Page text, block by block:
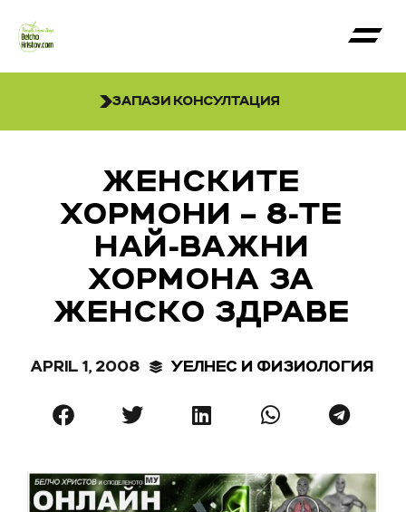
ЗАПАЗИ КОНСУЛТАЦИЯ
ЖЕНСКИТЕ
ХОРМОНИ – 8-ТЕ
НАЙ-ВАЖНИ
ХОРМОНА ЗА
ЖЕНСКО ЗДРАВЕ
APRIL 1, 2008 УЕЛНЕС И ФИЗИОЛОГИЯ